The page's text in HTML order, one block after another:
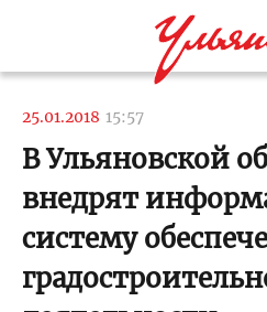
25.01.2018 15:57
В Ульяновской
внедрят
систему